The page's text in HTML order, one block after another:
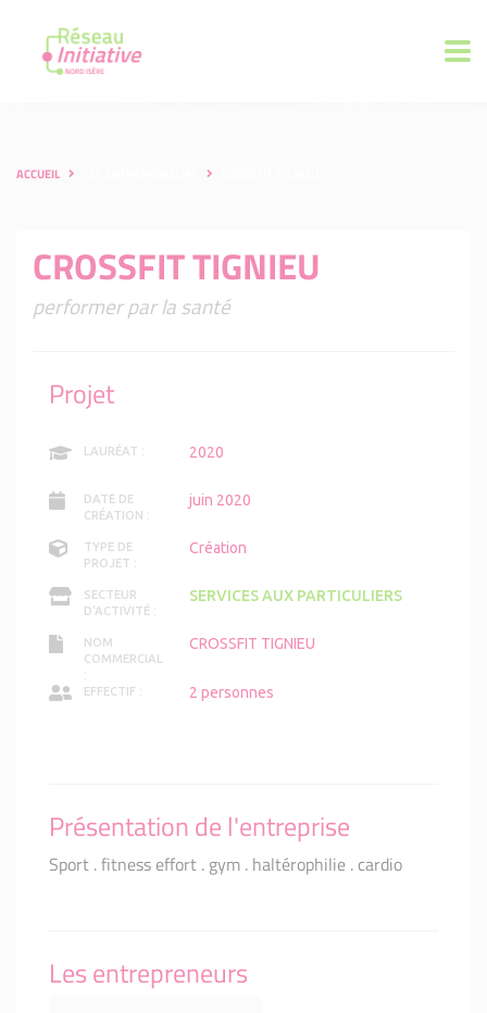
ACCUEIL
CROSSFIT TIGNIEU
performer par la santé
Projet
LAURÉAT : 2020
DATE DE
CRÉATION :
juin 2020
TYPE DE
PROJET :
Création
SECTEUR
D'ACTIVITÉ :
SERVICES AUX PARTICULIERS
NOM
COMMERCIAL
:
CROSSFIT TIGNIEU
EFFECTIF : 2 personnes
Présentation de l'entreprise
Sport . fitness effort . gym . haltérophilie . cardio
Les entrepreneurs